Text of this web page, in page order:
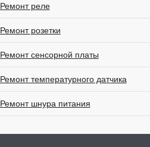
Ремонт реле
Ремонт розетки
Ремонт сенсорной платы
Ремонт температурного датчика
Ремонт шнура питания